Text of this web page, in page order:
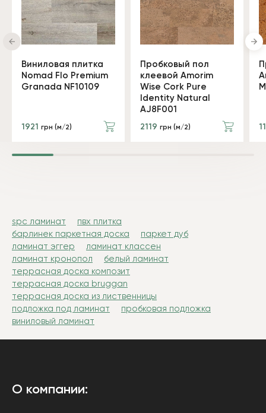
Виниловая плитка
Nomad Flo Premium
Granada NF10109
1921 грн (м/2)
Пробковый пол
клеевой Amorim
Wise Cork Pure
Identity Natural
AJ8F001
2119 грн (м/2)
spc ламинат
пвх плитка
барлинек паркетная доска
паркет дуб
ламинат эггер
ламинат классен
ламинат кронопол
белый ламинат
террасная доска композит
террасная доска bruggan
террасная доска из лиственницы
подложка под ламинат
пробковая подложка
виниловый ламинат
О компании: